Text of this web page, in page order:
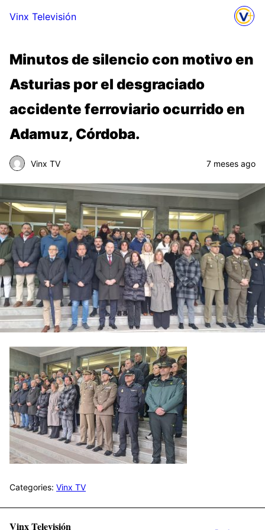
Vinx Televisión
Minutos de silencio con motivo en
Asturias por el desgraciado
accidente ferroviario ocurrido en
Adamuz, Córdoba.
Vinx TV 7 meses ago
Categories: Vinx TV
Vinx Televisión